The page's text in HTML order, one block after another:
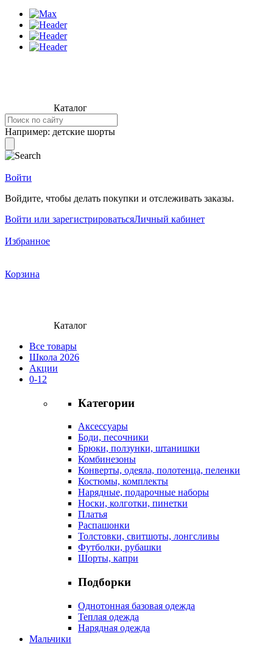
Каталог
Например: детские шорты
Войти
Войдите, чтобы делать покупки и отслеживать заказы.
Войти или зарегистрироватьсяЛичный кабинет
Избранное
Корзина
Каталог
Все товары
Школа 2026
Акции
0-12
Категории
Аксессуары
Боди, песочники
Брюки, ползунки, штанишки
Комбинезоны
Конверты, одеяла, полотенца, пеленки
Костюмы, комплекты
Нарядные, подарочные наборы
Носки, колготки, пинетки
Платья
Распашонки
Толстовки, свитшоты, лонгсливы
Футболки, рубашки
Шорты, капри
Подборки
Однотонная базовая одежда
Теплая одежда
Нарядная одежда
Мальчики